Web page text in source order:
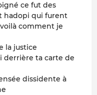
ce fut des
hadopi qui furent
comment je
la justice
derrière ta carte de
dissidente à